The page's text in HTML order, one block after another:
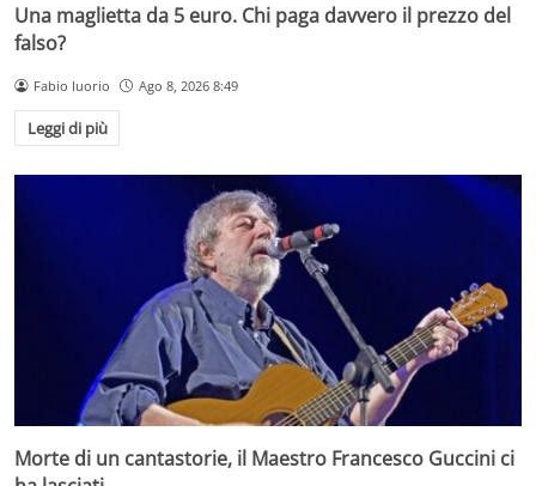
Una maglietta da 5 euro. Chi paga davvero il prezzo del
falso?
Fabio Iuorio Ago 8, 2026 8:49
Leggi di più
Morte di un cantastorie, il Maestro Francesco Guccini ci